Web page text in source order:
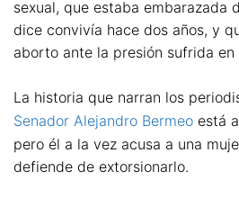
sexual, que estaba embarazada
dice convivía hace dos años, y
aborto ante la presión sufrida en
La historia que narran los
Senador Alejandro Bermeo está
pero él a la vez acusa a una
defiende de extorsionarlo.